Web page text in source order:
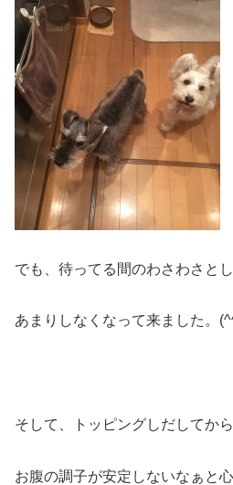
でも、待ってる間のわさわさとし
あまりしなくなって来ました。
そして、トッピングしだしてから
お腹の調子が安定しないなぁと